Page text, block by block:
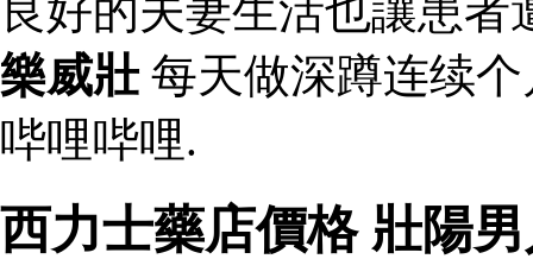
良好的夫妻生活也讓患
樂威壯每天做深蹲连续
哔哩哔哩.
西力士藥店價格 壯陽